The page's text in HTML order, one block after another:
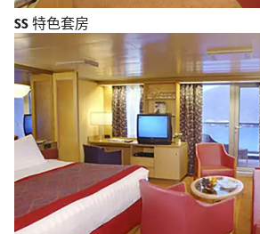
SS 特色套房